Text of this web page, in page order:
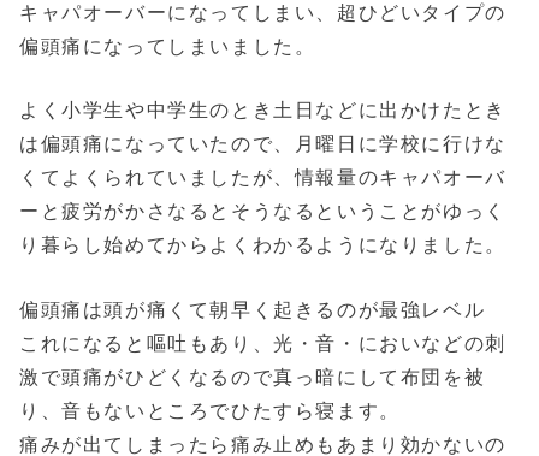
キャパオーバーになってしまい、超ひどいタイプの
偏頭痛になってしまいました。
よく小学生や中学生のとき土日などに出かけたとき
は偏頭痛になっていたので、月曜日に学校に行けな
くてよくられていましたが、情報量のキャパオーバ
ーと疲労がかさなるとそうなるということがゆっく
り暮らし始めてからよくわかるようになりました。
偏頭痛は頭が痛くて朝早く起きるのが最強レベル
これになると嘔吐もあり、光・音・においなどの刺
激で頭痛がひどくなるので真っ暗にして布団を被
り、音もないところでひたすら寝ます。
痛みが出てしまったら痛み止めもあまり効かないの